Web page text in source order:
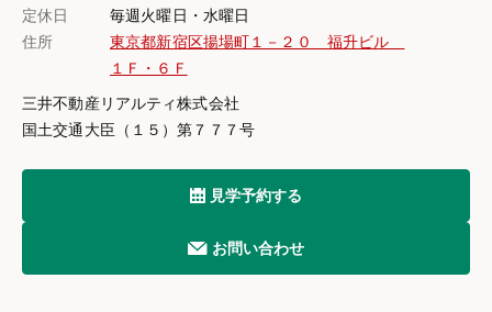
定休日
毎週火曜日・水曜日
住所
東京都新宿区揚場町１－２０ 福升ビル
１Ｆ・６Ｆ
三井不動産リアルティ株式会社
国土交通大臣（１５）第７７７号
見学予約する
お問い合わせ